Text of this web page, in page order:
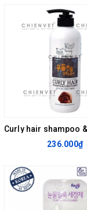
236.000₫